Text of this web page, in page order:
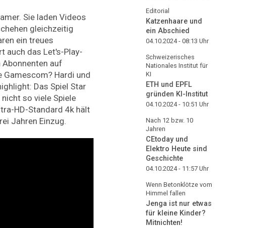
Sie laden Videos
gleichzeitig
ein treues
auch das Let's-Play-
auf
Gamescom? Hardi und
Das Spiel Star
so viele Spiele
HD-Standard 4k hält
Jahren Einzug.
Editorial
Katzenhaare und
ein Abschied
04.10.2024 - 08:13 Uhr
Schweizerisches
Nationales Institut für
KI
ETH und EPFL
gründen KI-Institut
04.10.2024 - 10:51 Uhr
Nach 12 bzw. 10
Jahren
CEtoday und
Elektro Heute sind
Geschichte
04.10.2024 - 11:57 Uhr
Wenn Betonklötze vom
Himmel fallen
Jenga ist nur etwas
für kleine Kinder?
Mitnichten!